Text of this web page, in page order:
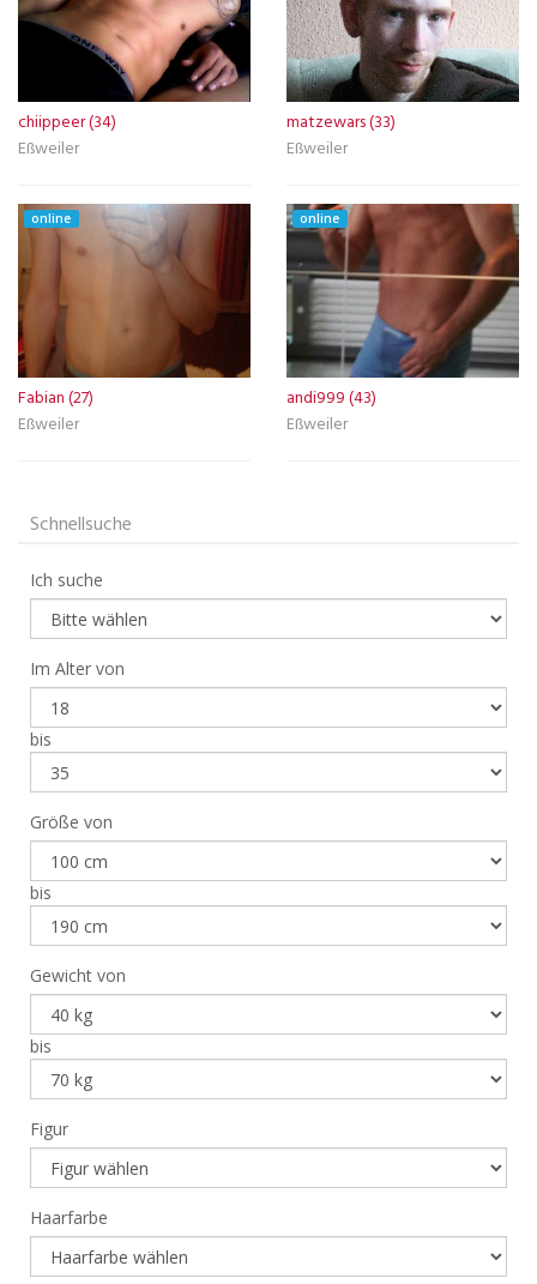
chiippeer (34)
Eßweiler
matzewars (33)
Eßweiler
online
Fabian (27)
Eßweiler
online
andi999 (43)
Eßweiler
Schnellsuche
Ich suche
Im Alter von
bis
Größe von
bis
Gewicht von
bis
Figur
Haarfarbe